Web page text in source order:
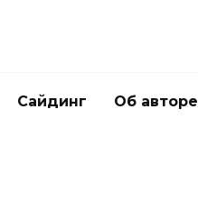
Сайдинг Об авторе